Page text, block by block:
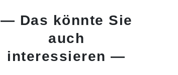
— Das könnte Sie
auch
interessieren —